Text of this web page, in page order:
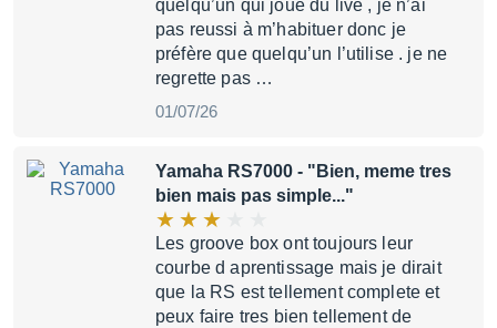
quelqu’un qui joue du live , je n’ai
pas reussi à m’habituer donc je
préfère que quelqu’un l’utilise . je ne
regrette pas …
01/07/26
Yamaha RS7000 - "Bien, meme tres
bien mais pas simple..."
Les groove box ont toujours leur
courbe d aprentissage mais je dirait
que la RS est tellement complete et
peux faire tres bien tellement de